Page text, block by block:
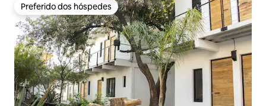
Preferido dos hóspedes
Preferido dos hóspedes